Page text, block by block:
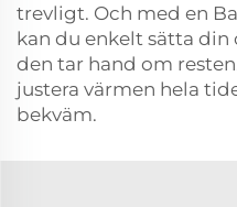
trevligt. Och med en
kan du enkelt sätta
den tar hand om
justera värmen hela
bekväm.